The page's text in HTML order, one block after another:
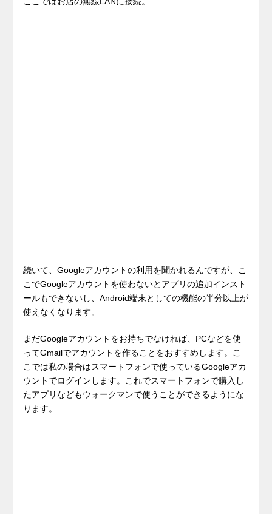
続いて、Googleアカウントの利用を聞かれるんですが、こ
こでGoogleアカウントを使わないとアプリの追加インスト
ールもできないし、Android端末としての機能の半分以上が
使えなくなります。
まだGoogleアカウントをお持ちでなければ、PCなどを使
ってGmailでアカウントを作ることをおすすめします。こ
こでは私の場合はスマートフォンで使っているGoogleアカ
ウントでログインします。これでスマートフォンで購入し
たアプリなどもウォークマンで使うことができるようにな
ります。